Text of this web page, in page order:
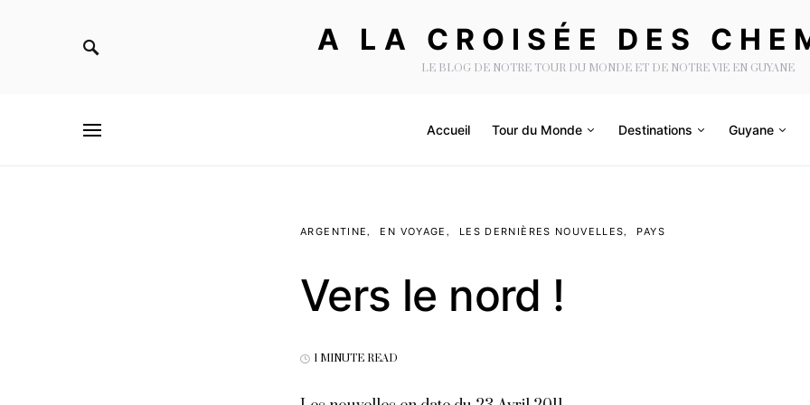
A LA CROISÉE DES
LE BLOG DE NOTRE TOUR DU MONDE ET DE NOTRE VIE EN GUYANE
Accueil Tour du Monde Destinations Guyane
ARGENTINE EN VOYAGE LES DERNIÈRES NOUVELLES PAYS
Vers le nord !
1 MINUTE READ